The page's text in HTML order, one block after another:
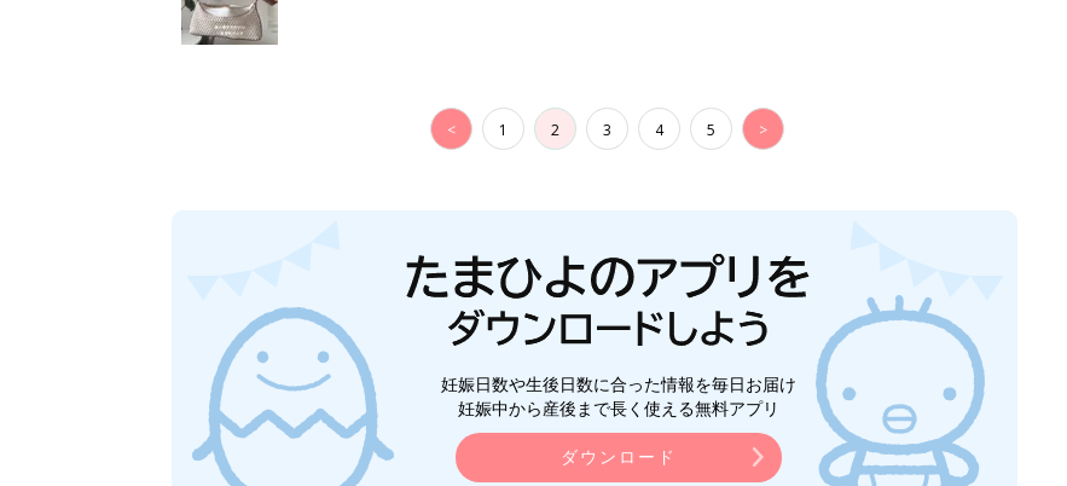
< 1 2 3 4 5 >
妊娠日数や生後日数に合った情報を毎日お届け
妊娠中から産後まで長く使える無料アプリ
ダウンロード